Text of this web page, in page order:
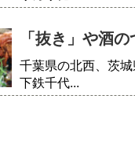
「抜き」や酒
千葉県の北西、茨
下鉄千代...